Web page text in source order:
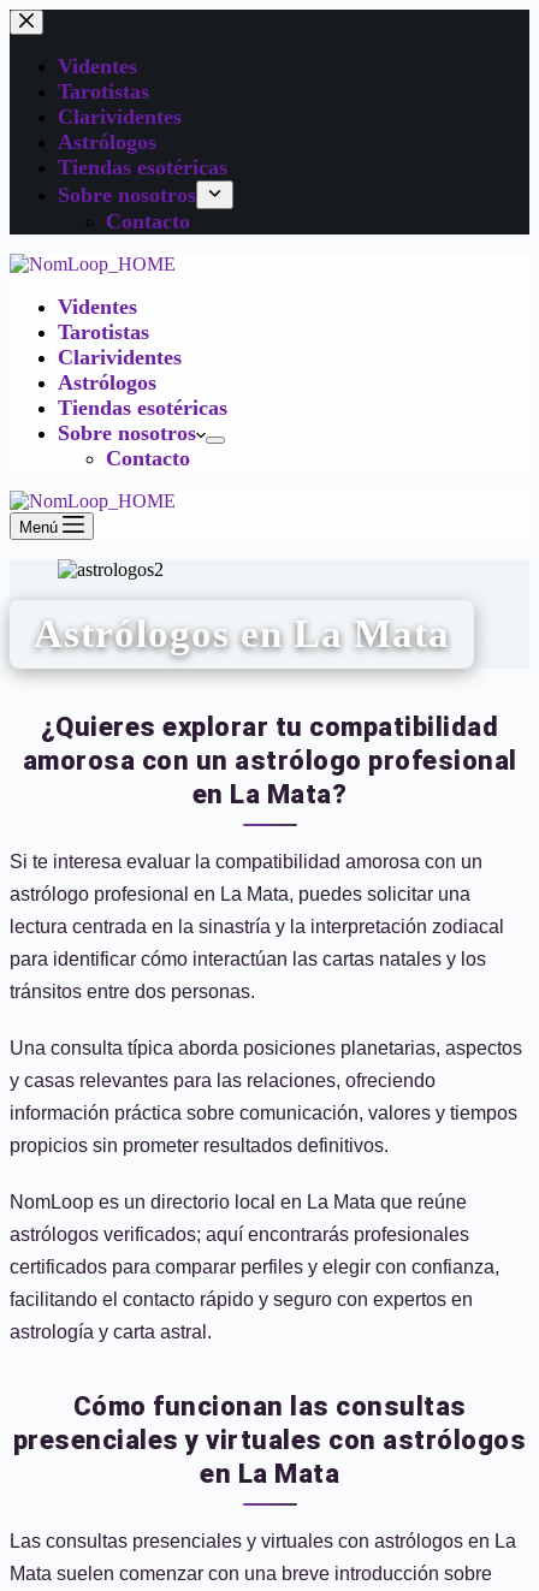
Videntes
Tarotistas
Clarividentes
Astrólogos
Tiendas esotéricas
Sobre nosotros
Contacto
Videntes
Tarotistas
Clarividentes
Astrólogos
Tiendas esotéricas
Sobre nosotros
Contacto
Menú
Astrólogos en La Mata
¿Quieres explorar tu compatibilidad
amorosa con un astrólogo profesional
en La Mata?
Si te interesa evaluar la compatibilidad amorosa con un
astrólogo profesional en La Mata, puedes solicitar una
lectura centrada en la sinastría y la interpretación zodiacal
para identificar cómo interactúan las cartas natales y los
tránsitos entre dos personas.
Una consulta típica aborda posiciones planetarias, aspectos
y casas relevantes para las relaciones, ofreciendo
información práctica sobre comunicación, valores y tiempos
propicios sin prometer resultados definitivos.
NomLoop es un directorio local en La Mata que reúne
astrólogos verificados; aquí encontrarás profesionales
certificados para comparar perfiles y elegir con confianza,
facilitando el contacto rápido y seguro con expertos en
astrología y carta astral.
Cómo funcionan las consultas
presenciales y virtuales con astrólogos
en La Mata
Las consultas presenciales y virtuales con astrólogos en La
Mata suelen comenzar con una breve introducción sobre